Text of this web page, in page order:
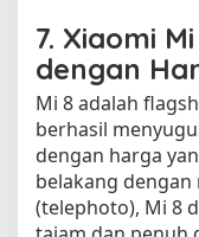
7. Xiaomi
dengan
Mi 8 adalah
berhasil
dengan harga
belakang dengan
(telephoto), Mi 8